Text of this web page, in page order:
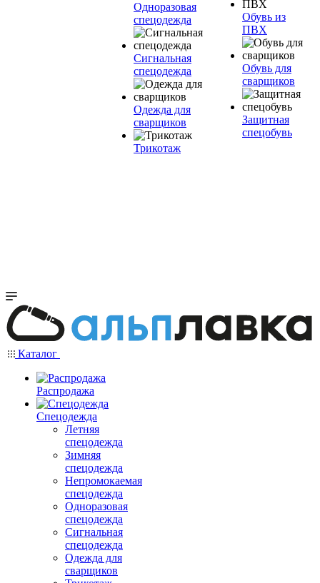
Одноразовая
спецодежда
Сигнальная
спецодежда
Одежда для
сварщиков
Трикотаж
Обувь из
ПВХ
Обувь для
сварщиков
Защитная
спецобувь
Каталог
Распродажа
Спецодежда
Летняя
спецодежда
Зимняя
спецодежда
Непромокаемая
спецодежда
Одноразовая
спецодежда
Сигнальная
спецодежда
Одежда для
сварщиков